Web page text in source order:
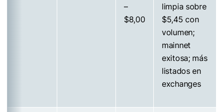
–
$8,00
limpia sobre
$5,45 con
volumen;
mainnet
exitosa; más
listados en
exchanges